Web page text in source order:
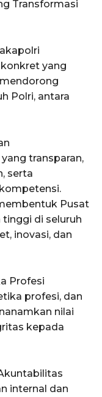
Transformasi
yang
Polri, antara
transparan,
serta
Pusat
tinggi di seluruh
inovasi, dan
Profesi
profesi, dan
nilai
kepada
internal dan